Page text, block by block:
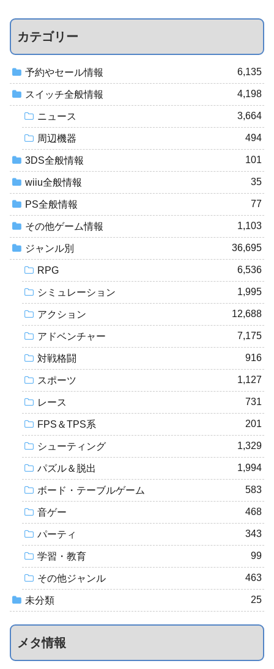
カテゴリー
予約やセール情報 6,135
スイッチ全般情報 4,198
ニュース 3,664
周辺機器 494
3DS全般情報 101
wiiu全般情報 35
PS全般情報 77
その他ゲーム情報 1,103
ジャンル別 36,695
RPG 6,536
シミュレーション 1,995
アクション 12,688
アドベンチャー 7,175
対戦格闘 916
スポーツ 1,127
レース 731
FPS＆TPS系 201
シューティング 1,329
パズル＆脱出 1,994
ボード・テーブルゲーム 583
音ゲー 468
パーティ 343
学習・教育 99
その他ジャンル 463
未分類 25
メタ情報